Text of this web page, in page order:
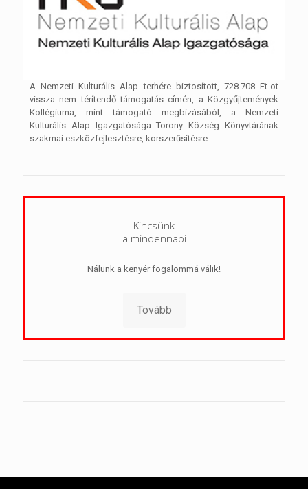
A Nemzeti Kulturális Alap terhére biztosított, 728.708 Ft-ot
vissza nem térítendő támogatás címén, a Közgyűjtemények
Kollégiuma, mint támogató megbízásából, a Nemzeti
Kulturális Alap Igazgatósága Torony Község Könyvtárának
szakmai eszközfejlesztésre, korszerűsítésre.
Kincsünk
a mindennapi
Nálunk a kenyér fogalommá válik!
Tovább